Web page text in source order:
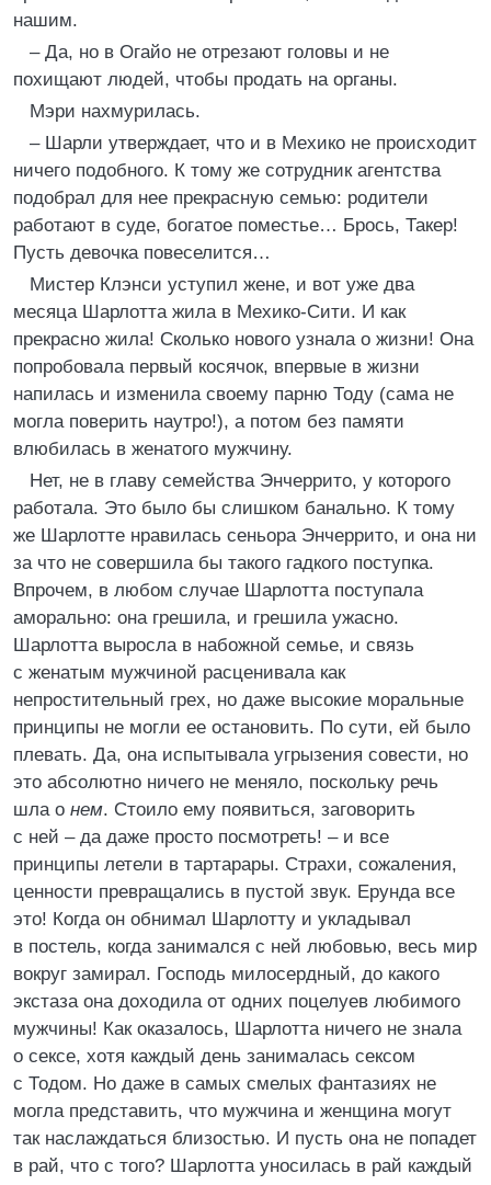
нашим.
– Да, но в Огайо не отрезают головы и не
похищают людей, чтобы продать на органы.
Мэри нахмурилась.
– Шарли утверждает, что и в Мехико не происходит
ничего подобного. К тому же сотрудник агентства
подобрал для нее прекрасную семью: родители
работают в суде, богатое поместье… Брось, Такер!
Пусть девочка повеселится…
Мистер Клэнси уступил жене, и вот уже два
месяца Шарлотта жила в Мехико-Сити. И как
прекрасно жила! Сколько нового узнала о жизни! Она
попробовала первый косячок, впервые в жизни
напилась и изменила своему парню Тоду (сама не
могла поверить наутро!), а потом без памяти
влюбилась в женатого мужчину.
Нет, не в главу семейства Энчеррито, у которого
работала. Это было бы слишком банально. К тому
же Шарлотте нравилась сеньора Энчеррито, и она ни
за что не совершила бы такого гадкого поступка.
Впрочем, в любом случае Шарлотта поступала
аморально: она грешила, и грешила ужасно.
Шарлотта выросла в набожной семье, и связь
с женатым мужчиной расценивала как
непростительный грех, но даже высокие моральные
принципы не могли ее остановить. По сути, ей было
плевать. Да, она испытывала угрызения совести, но
это абсолютно ничего не меняло, поскольку речь
шла о нем. Стоило ему появиться, заговорить
с ней – да даже просто посмотреть! – и все
принципы летели в тартарары. Страхи, сожаления,
ценности превращались в пустой звук. Ерунда все
это! Когда он обнимал Шарлотту и укладывал
в постель, когда занимался с ней любовью, весь мир
вокруг замирал. Господь милосердный, до какого
экстаза она доходила от одних поцелуев любимого
мужчины! Как оказалось, Шарлотта ничего не знала
о сексе, хотя каждый день занималась сексом
с Тодом. Но даже в самых смелых фантазиях не
могла представить, что мужчина и женщина могут
так наслаждаться близостью. И пусть она не попадет
в рай, что с того? Шарлотта уносилась в рай каждый